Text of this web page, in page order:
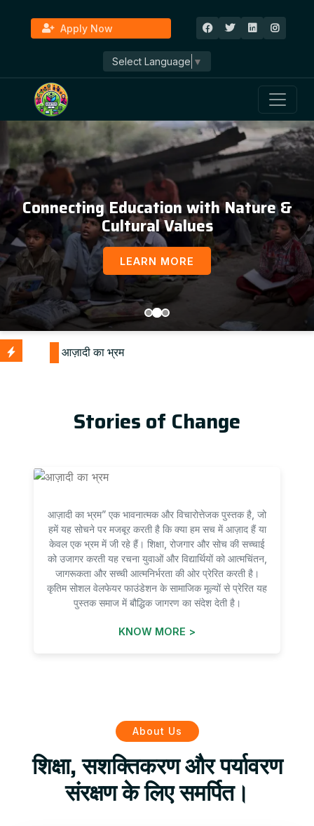
Apply Now
Select Language ▼
Connecting Education with Nature &
Cultural Values
LEARN MORE
Stories of Change
आज़ादी का भ्रम” एक भावनात्मक और विचारोत्तेजक पुस्तक है, जो
हमें यह सोचने पर मजबूर करती है कि क्या हम सच में आज़ाद हैं या
केवल एक भ्रम में जी रहे हैं। शिक्षा, रोजगार और सोच की सच्चाई
को उजागर करती यह रचना युवाओं और विद्यार्थियों को आत्मचिंतन,
जागरूकता और सच्ची आत्मनिर्भरता की ओर प्रेरित करती है।
कृतिम सोशल वेलफेयर फाउंडेशन के सामाजिक मूल्यों से प्रेरित यह
पुस्तक समाज में बौद्धिक जागरण का संदेश देती है।
KNOW MORE >
About Us
शिक्षा, सशक्तिकरण और पर्यावरण
संरक्षण के लिए समर्पित।